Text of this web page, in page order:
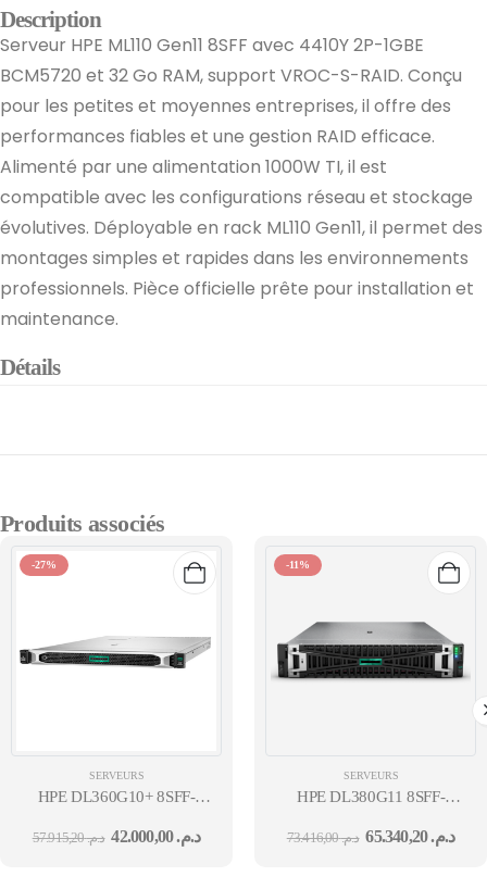
Description
Serveur HPE ML110 Gen11 8SFF avec 4410Y 2P-1GBE
BCM5720 et 32 Go RAM, support VROC-S-RAID. Conçu
pour les petites et moyennes entreprises, il offre des
performances fiables et une gestion RAID efficace.
Alimenté par une alimentation 1000W TI, il est
compatible avec les configurations réseau et stockage
évolutives. Déployable en rack ML110 Gen11, il permet des
montages simples et rapides dans les environnements
professionnels. Pièce officielle prête pour installation et
maintenance.
Détails
Produits associés
-27%
SERVEURS
HPE DL360G10+ 8SFF-
4G 2X480GB 4X1GBE-
د.م.57.915,20 د.م.42.000,00
-11%
SERVEURS
HPE DL380G11 8SFF-
12C 32GB MR408I-O 4P-
د.م.73.416,00 د.م.65.340,20